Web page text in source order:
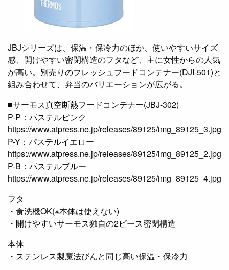
JBJシリーズは、保温・保冷力のほか、使いやすいサイズ
感、開けやすい密閉構造のフタなど、主に女性からの人気
が高い。別売りのフレッシュフードコンテナー(DJI-501)と
組み合わせて、弁当のバリエーションが広がる。
■サーモス真空断熱フードコンテナー(JBJ-302)
P-P：パステルピンク
https://www.atpress.ne.jp/releases/89125/img_89125_3.jpg
P-Y：パステルイエロー
https://www.atpress.ne.jp/releases/89125/img_89125_2.jpg
P-B：パステルブルー
https://www.atpress.ne.jp/releases/89125/img_89125_4.jpg
フタ
・食洗機OK(※本体は使えない)
・開けやすいサーモス独自の2ピース密閉構造
本体
・ステンレス製魔法びんと同じ高い保温・保冷力